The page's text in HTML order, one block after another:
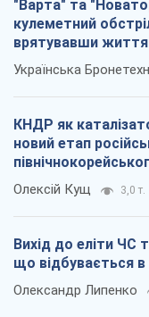
"Варта" та
кулеметний
врятувавши
Українська
КНДР як
новий етап
Олексій Кущ 3,0 т.
Вихід до еліти ЧС
що відбувається в
Олександр Липенко